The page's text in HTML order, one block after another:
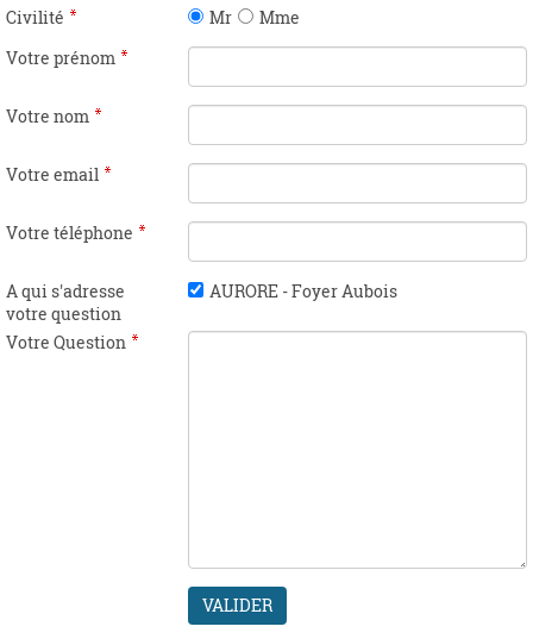
Civilité Mr
Mme
Votre prénom
Votre nom
Votre email
Votre téléphone
A qui s'adresse
votre question
AURORE - Foyer Aubois
Votre Question